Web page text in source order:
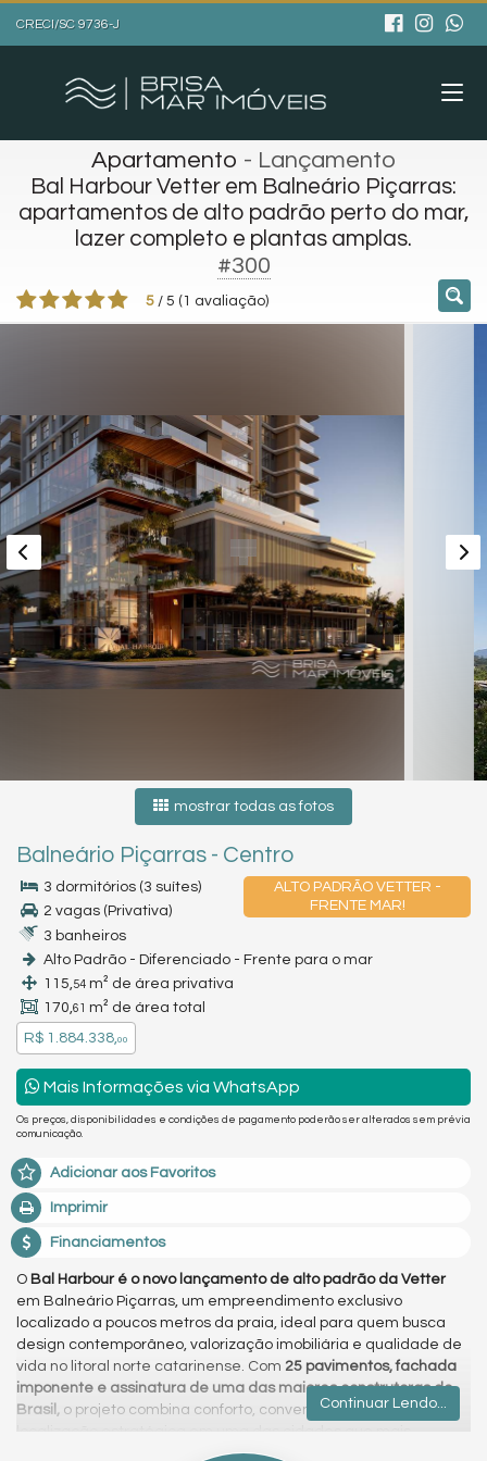
CRECI/SC 9736-J
Apartamento - Lançamento
Bal Harbour Vetter em Balneário Piçarras:
apartamentos de alto padrão perto do mar,
lazer completo e plantas amplas.
#300
5 / 5 ( 1 avaliação)
mostrar todas as fotos
Balneário Piçarras - Centro
ALTO PADRÃO VETTER -
FRENTE MAR!
3 dormitórios (3 suítes)
2 vagas (Privativa)
3 banheiros
Alto Padrão - Diferenciado - Frente para o mar
115,54 m² de área privativa
170,61 m² de área total
R$ 1.884.338,00
Mais Informações via WhatsApp
Os preços, disponibilidades e condições de pagamento poderão ser alterados sem prévia
comunicação.
Adicionar aos Favoritos
Imprimir
Financiamentos
O Bal Harbour é o novo lançamento de alto padrão da Vetter
em Balneário Piçarras, um empreendimento exclusivo
localizado a poucos metros da praia, ideal para quem busca
design contemporâneo, valorização imobiliária e qualidade de
vida no litoral norte catarinense. Com 25 pavimentos, fachada
imponente e assinatura de uma das maiores construtoras do
Brasil, o projeto combina conforto, conveniência e uma
localização estratégica em uma das cidades que mais
Continuar Lendo...